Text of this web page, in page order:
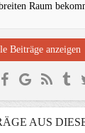
Raum
Beiträge anzeigen
AUS